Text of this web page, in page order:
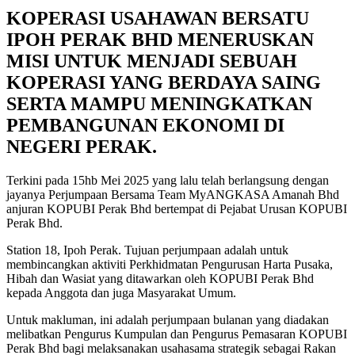
KOPERASI USAHAWAN BERSATU
IPOH PERAK BHD MENERUSKAN
MISI UNTUK MENJADI SEBUAH
KOPERASI YANG BERDAYA SAING
SERTA MAMPU MENINGKATKAN
PEMBANGUNAN EKONOMI DI
NEGERI PERAK.
Terkini pada 15hb Mei 2025 yang lalu telah berlangsung dengan
jayanya Perjumpaan Bersama Team MyANGKASA Amanah Bhd
anjuran KOPUBI Perak Bhd bertempat di Pejabat Urusan KOPUBI
Perak Bhd.
Station 18, Ipoh Perak. Tujuan perjumpaan adalah untuk
membincangkan aktiviti Perkhidmatan Pengurusan Harta Pusaka,
Hibah dan Wasiat yang ditawarkan oleh KOPUBI Perak Bhd
kepada Anggota dan juga Masyarakat Umum.
Untuk makluman, ini adalah perjumpaan bulanan yang diadakan
melibatkan Pengurus Kumpulan dan Pengurus Pemasaran KOPUBI
Perak Bhd bagi melaksanakan usahasama strategik sebagai Rakan